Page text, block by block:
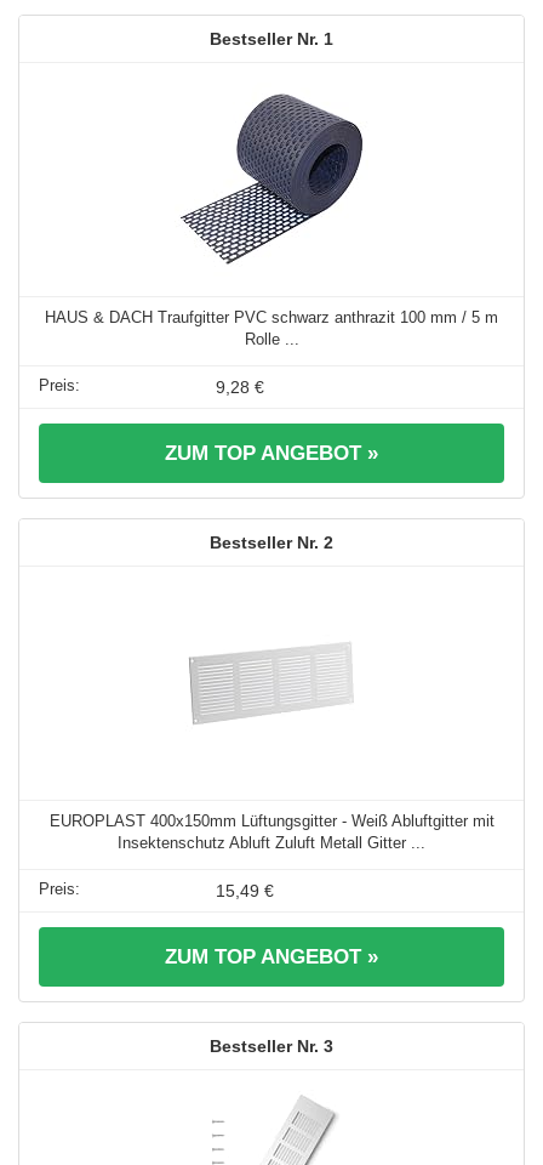
1
HAUS & DACH Traufgitter PVC schwarz anthrazit 100 mm / 5 m
Rolle ...
9,28 €
ZUM TOP ANGEBOT »
2
EUROPLAST 400x150mm Lüftungsgitter - Weiß Abluftgitter mit
Insektenschutz Abluft Zuluft Metall Gitter ...
15,49 €
ZUM TOP ANGEBOT »
3